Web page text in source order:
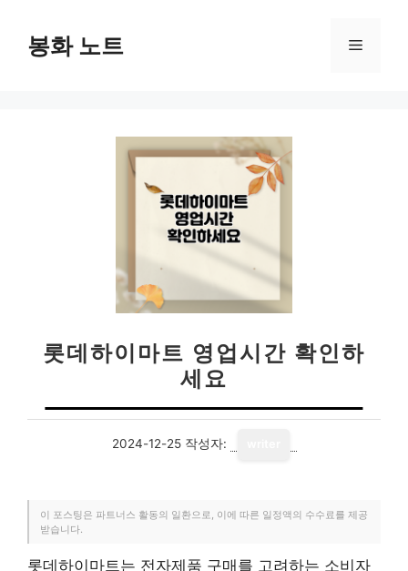
봉화 노트 메
롯데하이마트 영업시간 확인하
세요
2024-12-25 작성자:
이 포스팅은 파트너스 활동의 일환으로, 이에 따른 일정액의 수수료를 제공
받습니다.
롯데하이마트는 전자제품 구매를 고려하는 소비자